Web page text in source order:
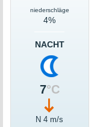
niederschläge
4%
NACHT
7°C
N 4 m/s